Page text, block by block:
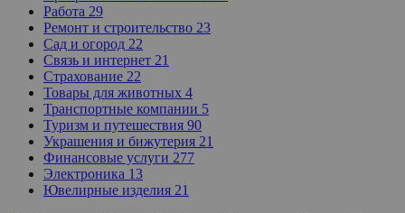
Работа 29
Ремонт и строительство 23
Сад и огород 22
Связь и интернет 21
Страхование 22
Товары для животных 4
Транспортные компании 5
Туризм и путешествия 90
Украшения и бижутерия 21
Финансовые услуги 277
Электроника 13
Ювелирные изделия 21